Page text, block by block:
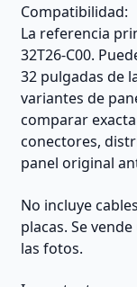
Compatibilidad:
La referencia
32T26-C00.
32 pulgadas de
variantes de
comparar
conectores,
panel original
No incluye
placas. Se
las fotos.